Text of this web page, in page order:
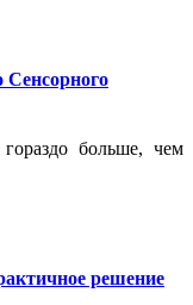
больше, чем
решение